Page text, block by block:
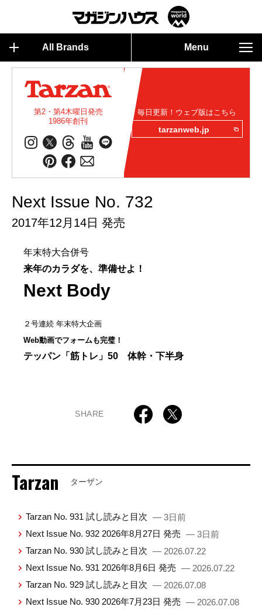
All Brands Menu
第2・第4木曜日発売
1986年創刊
毎日更新！ウェブ版はこちら
tarzanweb.jp
Next Issue No. 732
2017年12月14日 発売
年末特大合併号
来年のカラダを、準備せよ！
Next Body
２号連続 年末特大企画
Web動画でフォームも完璧！
テッパン「筋トレ」50 体幹・下半身
SHARE
Tarzan ターザン
Tarzan No. 931 試し読みと目次 — 3日前
Next Issue No. 932 2026年8月27日 発売 — 3日前
Tarzan No. 930 試し読みと目次 — 2026.07.22
Next Issue No. 931 2026年8月6日 発売 — 2026.07.22
Tarzan No. 929 試し読みと目次 — 2026.07.08
Next Issue No. 930 2026年7月23日 発売 — 2026.07.08